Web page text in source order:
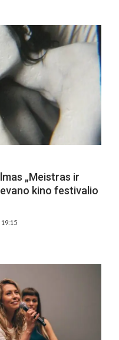
„Meistras ir
kino festivalio
19:15